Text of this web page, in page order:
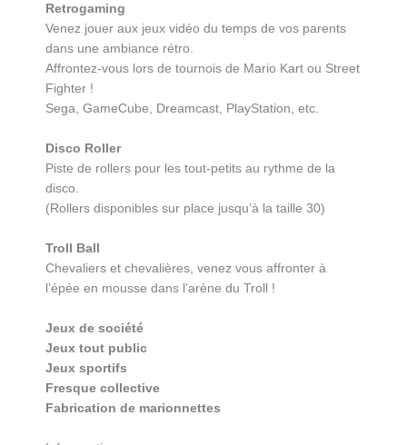
Retrogaming
Venez jouer aux jeux vidéo du temps de vos parents
dans une ambiance rétro.
Affrontez-vous lors de tournois de Mario Kart ou Street
Fighter !
Sega, GameCube, Dreamcast, PlayStation, etc.
Disco Roller
Piste de rollers pour les tout-petits au rythme de la
disco.
(Rollers disponibles sur place jusqu’à la taille 30)
Troll Ball
Chevaliers et chevalières, venez vous affronter à
l’épée en mousse dans l’arène du Troll !
Jeux de société
Jeux tout public
Jeux sportifs
Fresque collective
Fabrication de marionnettes